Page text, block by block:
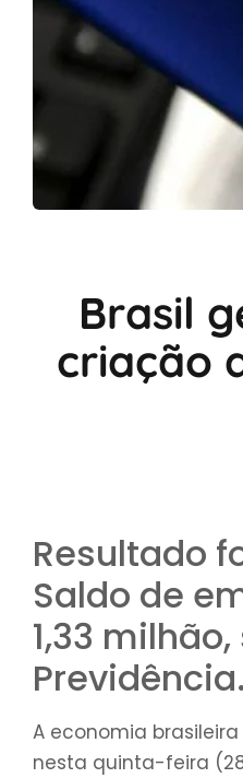
Brasil
criação
Resultado
Saldo de
1,33
Previdência.
A economia
nesta quinta-feira